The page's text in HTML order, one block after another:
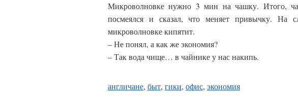
Микроволновке нужно 3 мин на чашку. Итого,
посмеялся и сказал, что меняет привычку. На
микроволновке кипятит.
– Не понял, а как же экономия?
– Так вода чище… в чайнике у нас накипь.
англичане, быт, гики, офис, экономия